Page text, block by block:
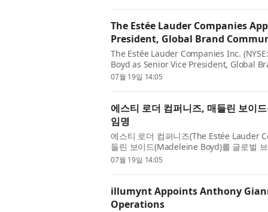
The Estée Lauder Companies
President, Global Brand
The Estée Lauder Companies Inc.
Boyd as Senior Vice President, Global
of the company’s continued efforts to
07월 19일 14:05
에스티 로더 컴퍼니즈, 매들린 보이
임명
에스티 로더 컴퍼니즈(The Estée Lauder
들린 보이드(Madeleine Boyd)를 글로벌
Global Brand Communications)으로 임
07월 19일 14:05
illumynt Appoints Anthony
Operations